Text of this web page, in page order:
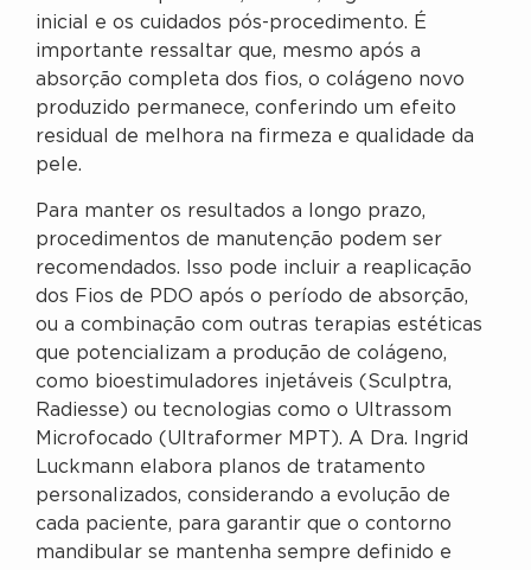
inicial e os cuidados pós-procedimento. É
importante ressaltar que, mesmo após a
absorção completa dos fios, o colágeno novo
produzido permanece, conferindo um efeito
residual de melhora na firmeza e qualidade da
pele.
Para manter os resultados a longo prazo,
procedimentos de manutenção podem ser
recomendados. Isso pode incluir a reaplicação
dos Fios de PDO após o período de absorção,
ou a combinação com outras terapias estéticas
que potencializam a produção de colágeno,
como bioestimuladores injetáveis (Sculptra,
Radiesse) ou tecnologias como o Ultrassom
Microfocado (Ultraformer MPT). A Dra. Ingrid
Luckmann elabora planos de tratamento
personalizados, considerando a evolução de
cada paciente, para garantir que o contorno
mandibular se mantenha sempre definido e